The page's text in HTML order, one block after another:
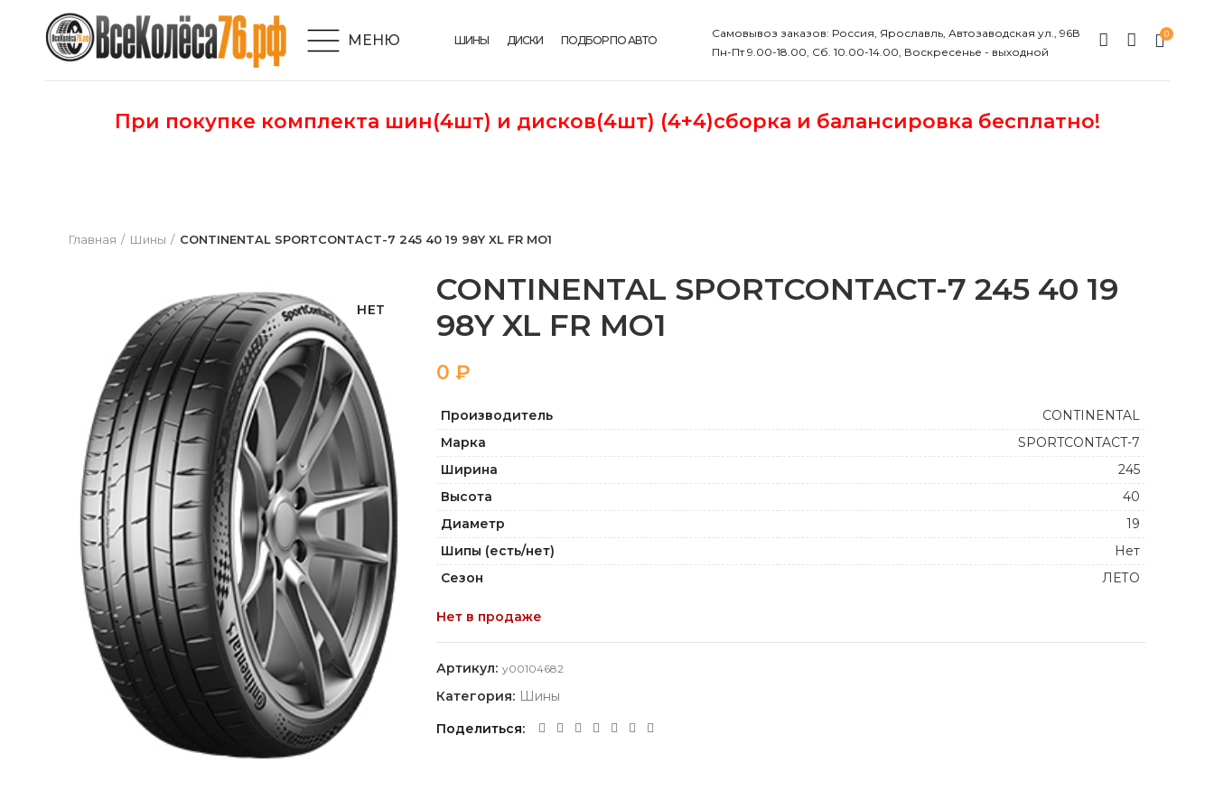
МЕНЮ ШИНЫ ДИСКИ ПОДБОР ПО АВТО
Самовывоз заказов: Россия, Ярославль, Автозаводская ул., 96В
Пн-Пт 9.00-18.00, Сб. 10.00-14.00, Воскресенье - выходной
0
При покупке комплекта шин(4шт) и дисков(4шт) (4+4)сборка и балансировка бесплатно!
Главная Шины CONTINENTAL SPORTCONTACT-7 245 40 19 98Y XL FR MO1
НЕТ
CONTINENTAL SPORTCONTACT-7 245 40 19
98Y XL FR MO1
₽
Производитель
CONTINENTAL
Марка
SPORTCONTACT-7
Ширина
245
Высота
40
Диаметр
19
Шипы (есть/нет)
Нет
Сезон
ЛЕТО
Нет в продаже
Артикул: y00104682
Категория: Шины
Поделиться